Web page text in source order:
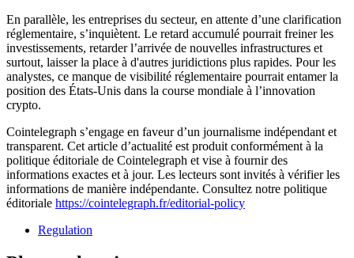
En parallèle, les entreprises du secteur, en attente d’une clarification
réglementaire, s’inquiètent. Le retard accumulé pourrait freiner les
investissements, retarder l’arrivée de nouvelles infrastructures et
surtout, laisser la place à d'autres juridictions plus rapides. Pour les
analystes, ce manque de visibilité réglementaire pourrait entamer la
position des États-Unis dans la course mondiale à l’innovation
crypto.
Cointelegraph s’engage en faveur d’un journalisme indépendant et
transparent. Cet article d’actualité est produit conformément à la
politique éditoriale de Cointelegraph et vise à fournir des
informations exactes et à jour. Les lecteurs sont invités à vérifier les
informations de manière indépendante. Consultez notre politique
éditoriale https://cointelegraph.fr/editorial-policy
Regulation